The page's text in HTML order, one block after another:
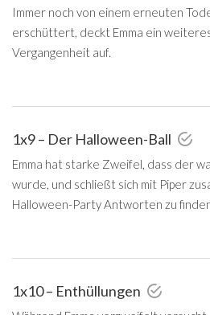
Immer noch von einem erneuten
erschüttert, deckt Emma ein
Vergangenheit auf.
1x9 – Der Halloween-Ball
Emma hat starke Zweifel, dass der
wurde, und schließt sich mit Piper
Halloween-Party Antworten zu
1x10 – Enthüllungen